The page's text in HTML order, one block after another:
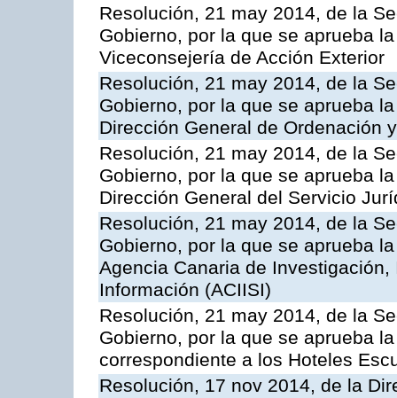
Resolución, 21 may 2014, de la
Gobierno, por la que se aprueba
Viceconsejería de Acción Exterior
Resolución, 21 may 2014, de la
Gobierno, por la que se aprueba
Dirección General de Ordenación
Resolución, 21 may 2014, de la
Gobierno, por la que se aprueba
Dirección General del Servicio
Resolución, 21 may 2014, de la
Gobierno, por la que se aprueba
Agencia Canaria de
Información (ACIISI)
Resolución, 21 may 2014, de la
Gobierno, por la que se aprueba
correspondiente a los Hoteles
Resolución, 17 nov 2014, de la